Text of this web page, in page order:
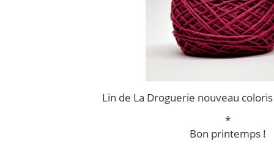
Lin de La Droguerie nouveau
*
Bon printemps !